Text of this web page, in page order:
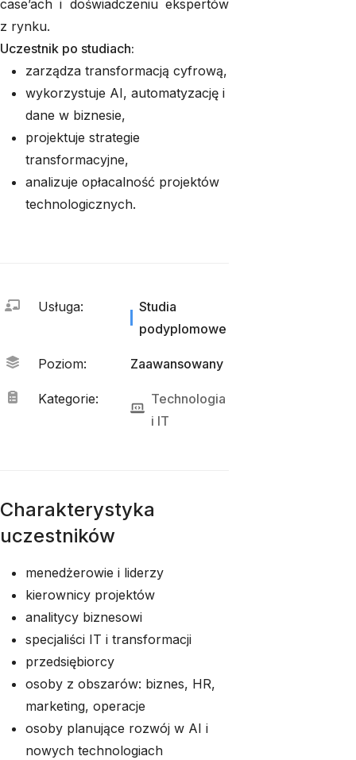
case’ach i doświadczeniu ekspertów
z rynku.
Uczestnik po studiach:
zarządza transformacją cyfrową,
wykorzystuje AI, automatyzację i
dane w biznesie,
projektuje strategie
transformacyjne,
analizuje opłacalność projektów
technologicznych.
Usługa:
Studia
podyplomowe
Poziom: Zaawansowany
Kategorie:
Technologia
i IT
Charakterystyka
uczestników
menedżerowie i liderzy
kierownicy projektów
analitycy biznesowi
specjaliści IT i transformacji
przedsiębiorcy
osoby z obszarów: biznes, HR,
marketing, operacje
osoby planujące rozwój w AI i
nowych technologiach